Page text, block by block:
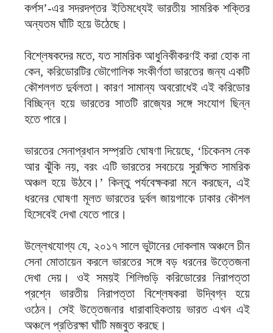
কর্পস’-এর সদরদপ্তর ইতিমধ্যেই ভারতীয় সামরিক শক্তির
অন্যতম ঘাঁটি হয়ে উঠেছে।
বিশ্লেষকদের মতে, যত সামরিক আধুনিকীকরণই করা হোক না
কেন, করিডোরটির ভৌগোলিক সংকীর্ণতা ভারতের জন্য একটি
কৌশলগত দুর্বলতা। কারণ সামান্য অবরোধেই এই করিডোর
বিচ্ছিন্ন হয়ে ভারতের সাতটি রাজ্যের সঙ্গে সংযোগ ছিন্ন
হতে পারে।
ভারতের সেনাপ্রধান সম্প্রতি ঘোষণা দিয়েছে, ‘চিকেনস নেক
আর ঝুঁকি নয়, বরং এটি ভারতের সবচেয়ে সুরক্ষিত সামরিক
অঞ্চল হয়ে উঠবে।’ কিন্তু পর্যবেক্ষকরা মনে করছেন, এই
ধরনের ঘোষণা মূলত ভারতের দুর্বল জায়গাকে ঢাকার কৌশল
হিসেবেই দেখা যেতে পারে।
উল্লেখযোগ্য যে, ২০১৭ সালে ভুটানের দোকলাম অঞ্চলে চীন
সেনা মোতায়েন করলে ভারতের সঙ্গে বড় ধরনের উত্তেজনা
দেখা দেয়। ওই সময়ই শিলিগুড়ি করিডোরের নিরাপত্তা
প্রশ্নে ভারতীয় নিরাপত্তা বিশ্লেষকরা উদ্বিগ্ন হয়ে
ওঠেন। সেই উত্তেজনার ধারাবাহিকতায় ভারত এখন এই
অঞ্চলে প্রতিরক্ষা ঘাঁটি মজবুত করছে।